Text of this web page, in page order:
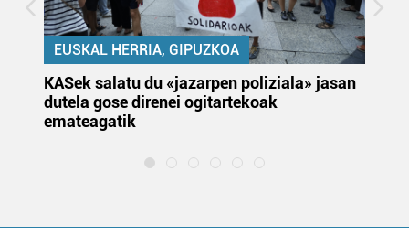
EUSKAL HERRIA, GIPUZKOA
KASek salatu du «jazarpen poliziala» jasan
dutela gose direnei ogitartekoak
emateagatik